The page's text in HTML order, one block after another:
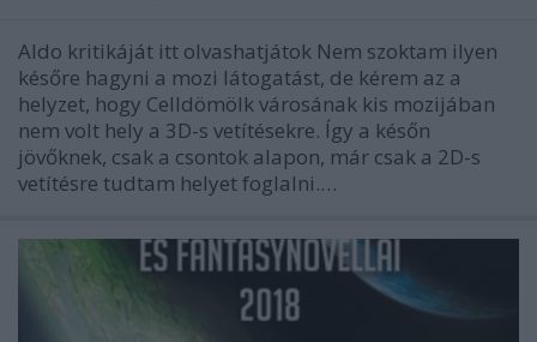
Aldo kritikáját itt olvashatjátok Nem szoktam ilyen
későre hagyni a mozi látogatást, de kérem az a
helyzet, hogy Celldömölk városának kis mozijában
nem volt hely a 3D-s vetítésekre. Így a későn
jövőknek, csak a csontok alapon, már csak a 2D-s
vetítésre tudtam helyet foglalni.…